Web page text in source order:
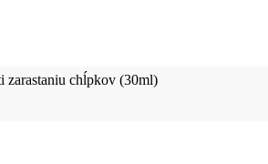
zarastaniu chĺpkov (30ml)